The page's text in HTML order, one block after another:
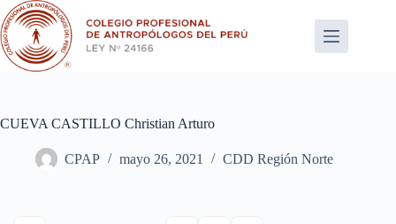
Saltar
al
contenido
CUEVA CASTILLO Christian Arturo
CPAP mayo 26, 2021 CDD Región Norte